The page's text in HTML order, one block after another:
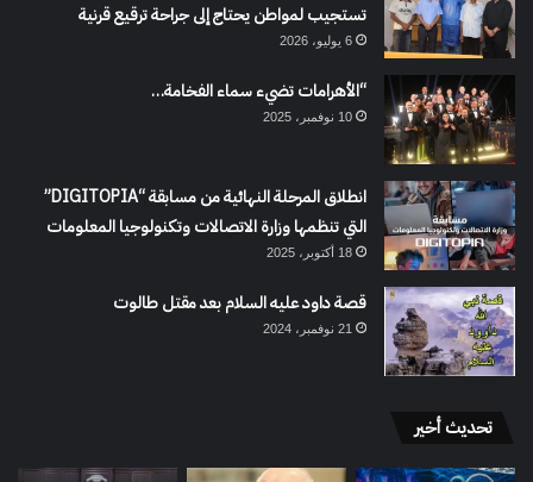
تستجيب لمواطن يحتاج إلى جراحة ترقيع قرنية
6 يوليو، 2026
“الأهرامات تضيء سماء الفخامة…
10 نوفمبر، 2025
انطلاق المرحلة النهائية من مسابقة “DIGITOPIA”
التي تنظمها وزارة الاتصالات وتكنولوجيا المعلومات
18 أكتوبر، 2025
قصة داود عليه السلام بعد مقتل طالوت
21 نوفمبر، 2024
تحديث أخير